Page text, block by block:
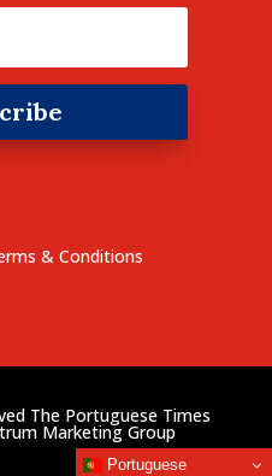
& Conditions
The Portuguese Times
Marketing Group
Portuguese